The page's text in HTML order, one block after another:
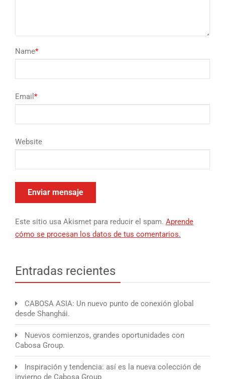
Name*
Email *
Website
Este sitio usa Akismet para reducir el spam. Aprende
cómo se procesan los datos de tus comentarios.
Entradas recientes
CABOSA ASIA: Un nuevo punto de conexión global
desde Shanghái.
Nuevos comienzos, grandes oportunidades con
Cabosa Group.
Inspiración y tendencia: así es la nueva colección de
invierno de Cabosa Group